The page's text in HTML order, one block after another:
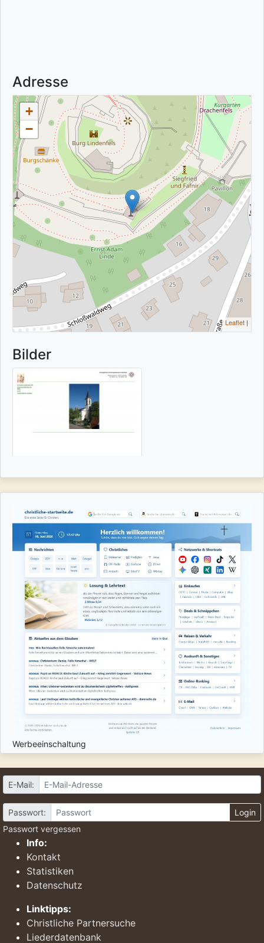
Adresse
+
−
Leaflet |
Bilder
Werbeeinschaltung
E-Mail:
Passwort:
Login
Passwort vergessen
Info:
Kontakt
Statistiken
Datenschutz
Linktipps:
Christliche Partnersuche
Liederdatenbank